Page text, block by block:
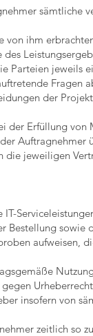
sämtliche
ihm
Parteien
Fragen
der
der Erfüllung
die jeweiligen
sowie
insofern von
zeitlich so